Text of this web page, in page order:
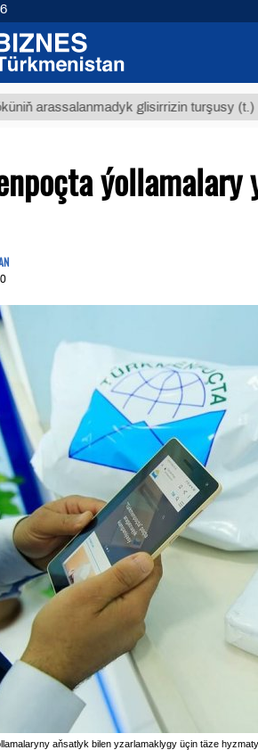
glisirrizin turşusy (t.)
ýollamalary
aňsatlyk bilen yzarlamaklygy üçin täze